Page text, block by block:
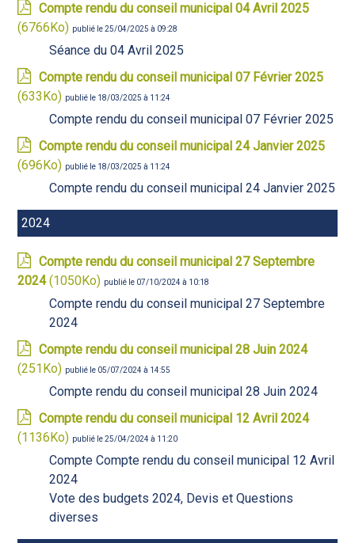
Compte rendu du conseil municipal 04 Avril 2025
(6766Ko) publié le 25/04/2025 à 09:28
Séance du 04 Avril 2025
Compte rendu du conseil municipal 07 Février 2025
(633Ko) publié le 18/03/2025 à 11:24
Compte rendu du conseil municipal 07 Février 2025
Compte rendu du conseil municipal 24 Janvier 2025
(696Ko) publié le 18/03/2025 à 11:24
Compte rendu du conseil municipal 24 Janvier 2025
2024
Compte rendu du conseil municipal 27 Septembre
2024(1050Ko) publié le 07/10/2024 à 10:18
Compte rendu du conseil municipal 27 Septembre
2024
Compte rendu du conseil municipal 28 Juin 2024
(251Ko) publié le 05/07/2024 à 14:55
Compte rendu du conseil municipal 28 Juin 2024
Compte rendu du conseil municipal 12 Avril 2024
(1136Ko) publié le 25/04/2024 à 11:20
Compte Compte rendu du conseil municipal 12 Avril
2024
Vote des budgets 2024, Devis et Questions
diverses